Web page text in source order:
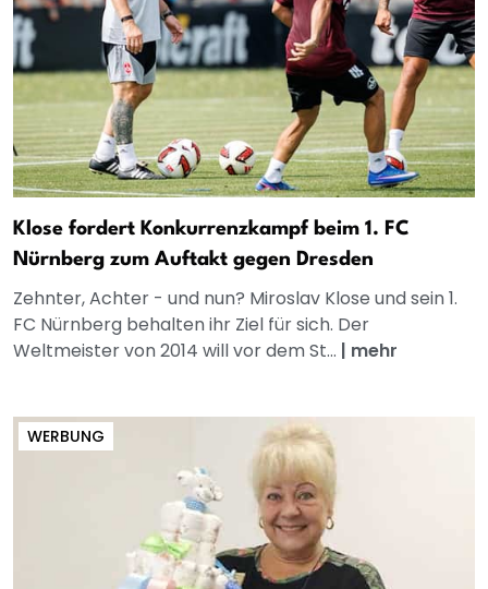
Klose fordert Konkurrenzkampf beim 1. FC
Nürnberg zum Auftakt gegen Dresden
Zehnter, Achter - und nun? Miroslav Klose und sein 1.
FC Nürnberg behalten ihr Ziel für sich. Der
Weltmeister von 2014 will vor dem St... | mehr
WERBUNG